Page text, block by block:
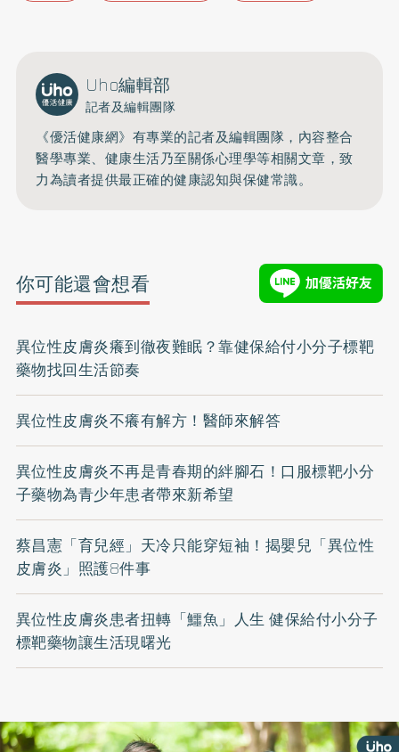
Uho編輯部
記者及編輯團隊
《優活健康網》有專業的記者及編輯團隊，內容整合
醫學專業、健康生活乃至關係心理學等相關文章，致
力為讀者提供最正確的健康認知與保健常識。
你可能還會想看
異位性皮膚炎癢到徹夜難眠？靠健保給付小分子標靶
藥物找回生活節奏
異位性皮膚炎不癢有解方！醫師來解答
異位性皮膚炎不再是青春期的絆腳石！口服標靶小分
子藥物為青少年患者帶來新希望
蔡昌憲「育兒經」天冷只能穿短袖！揭嬰兒「異位性
皮膚炎」照護8件事
異位性皮膚炎患者扭轉「鱷魚」人生 健保給付小分子
標靶藥物讓生活現曙光